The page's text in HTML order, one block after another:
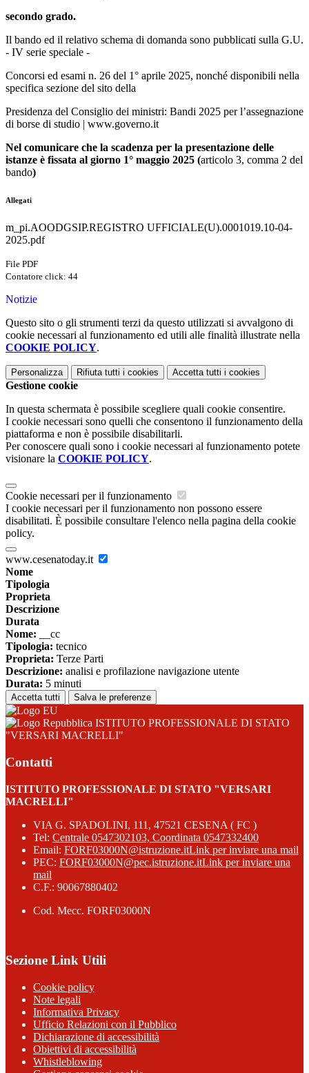
secondo grado.
Il bando ed il relativo schema di domanda sono pubblicati sulla G.U.
- IV serie speciale -
Concorsi ed esami n. 26 del 1° aprile 2025, nonché disponibili nella
specifica sezione del sito della
Presidenza del Consiglio dei ministri: Bandi 2025 per l’assegnazione
di borse di studio | www.governo.it
Nel comunicare che la scadenza per la presentazione delle
istanze è fissata al giorno 1° maggio 2025 (articolo 3, comma 2 del
bando)
Allegati
m_pi.AOODGSIP.REGISTRO UFFICIALE(U).0001019.10-04-
2025.pdf
File PDF
Contatore click: 44
Notizie
Questo sito o gli strumenti terzi da questo utilizzati si avvalgono di
cookie necessari al funzionamento ed utili alle finalità illustrate nella
COOKIE POLICY.
Personalizza Rifiuta tutti i cookies Accetta tutti i cookies
Gestione cookie
In questa schermata è possibile scegliere quali cookie consentire.
I cookie necessari sono quelli che consentono il funzionamento della
piattaforma e non è possibile disabilitarli.
Per conoscere quali sono i cookie necessari al funzionamento potete
visionare la COOKIE POLICY.
Cookie necessari per il funzionamento
I cookie necessari per il funzionamento non possono essere
disabilitati. È possibile consultare l'elenco nella pagina della cookie
policy.
www.cesenatoday.it
Nome
Tipologia
Proprieta
Descrizione
Durata
Nome: __cc
Tipologia: tecnico
Proprieta: Terze Parti
Descrizione: analisi e profilazione navigazione utente
Durata: 5 minuti
Accetta tutti Salva le preferenze
ISTITUTO PROFESSIONALE DI STATO
"VERSARI MACRELLI"
Contatti
ISTITUTO PROFESSIONALE DI STATO "VERSARI
MACRELLI"
VIA G. SPADOLINI, 111, 47521 CESENA ( FC )
Tel: Centrale 0547302103, Coordinata 0547332400
Email: FORF03000N@istruzione.itLink per inviare una mail
PEC: FORF03000N@pec.istruzione.itLink per inviare una
mail
C.F.: 90067880402
Cod. Mecc. FORF03000N
Sezione Link Utili
Cookie policy
Note legali
Informativa Privacy
Ufficio Relazioni con il Pubblico
Dichiarazione di accessibilità
Obiettivi di accessibilità
Whistleblowing